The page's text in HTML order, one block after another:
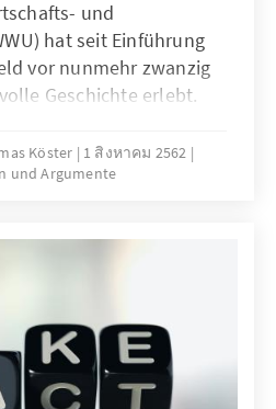
und
hat seit Einführung
vor nunmehr zwanzig
Geschichte erlebt.
europäische
soliden Staatsfinanzen
zu begegnen. 2.
das eine
nationaler
ermöglicht,
durchsetzt und
ökonomische Krisen
Köster
1 สิงหาคม 2562
und Argumente